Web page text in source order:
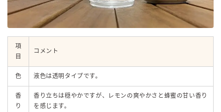
項
目
コメント
色 液色は透明タイプです。
香
り
香り立ちは穏やかですが、レモンの爽やかさと蜂蜜の甘い香り
を感じます。